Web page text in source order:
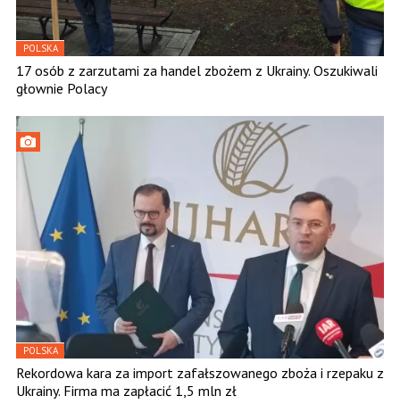
POLSKA
17 osób z zarzutami za handel zbożem z Ukrainy. Oszukiwali
głownie Polacy
POLSKA
Rekordowa kara za import zafałszowanego zboża i rzepaku z
Ukrainy. Firma ma zapłacić 1,5 mln zł